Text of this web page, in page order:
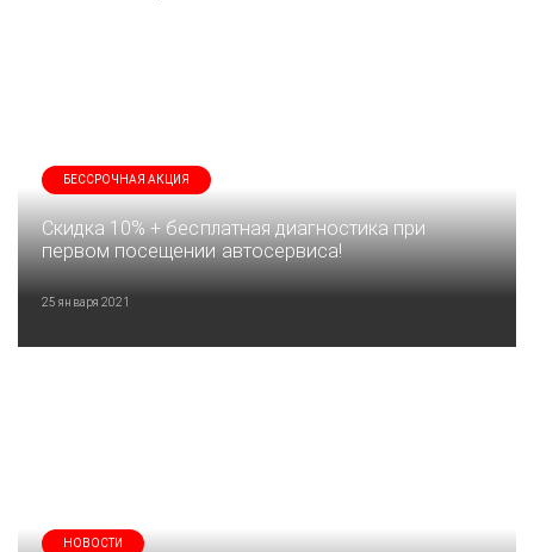
БЕССРОЧНАЯ АКЦИЯ
Скидка 10% + бесплатная диагностика при
первом посещении автосервиса!
25 января 2021
НОВОСТИ